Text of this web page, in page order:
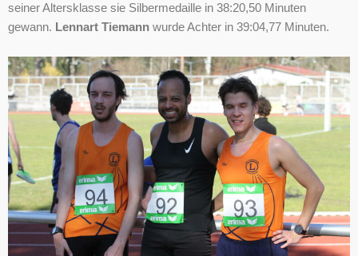
seiner Altersklasse sie Silbermedaille in 38:20,50 Minuten
gewann. Lennart Tiemann wurde Achter in 39:04,77 Minuten.